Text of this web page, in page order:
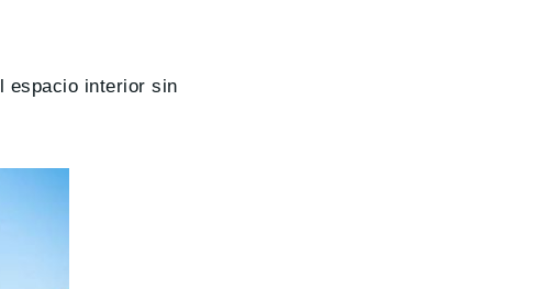
espacio interior sin